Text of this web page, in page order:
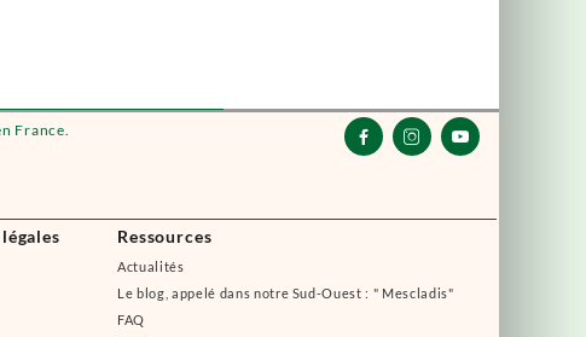
France.
Ressources
Actualités
Le blog, appelé dans notre Sud-Ouest : " Mescladis"
FAQ
  